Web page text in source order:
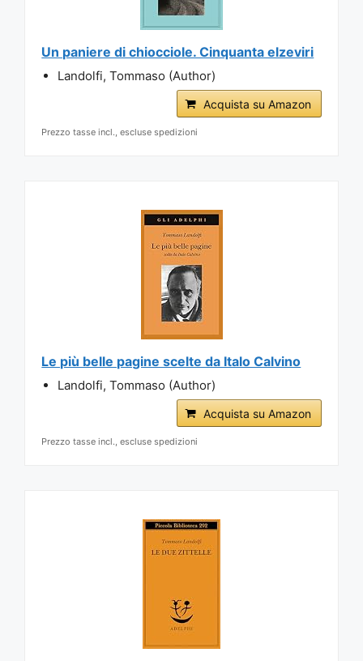
Un paniere di chiocciole. Cinquanta elzeviri
Landolfi, Tommaso (Author)
Acquista su Amazon
Prezzo tasse incl., escluse spedizioni
Le più belle pagine scelte da Italo Calvino
Landolfi, Tommaso (Author)
Acquista su Amazon
Prezzo tasse incl., escluse spedizioni